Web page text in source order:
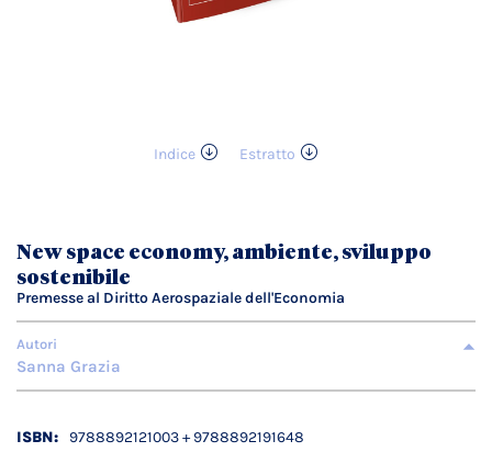
Indice
Estratto
galleria
di
immagini
New space economy, ambiente, sviluppo
sostenibile
Premesse al Diritto Aerospaziale dell'Economia
Autori
Sanna Grazia
Dettagli 9788892121003 + 9788892191648